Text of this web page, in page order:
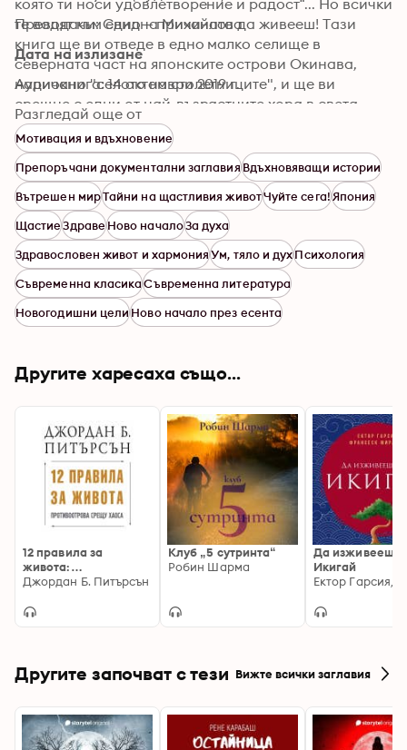
която ти носи удовлетворение и радост“... Но всички
те водят към едно – причината да живееш! Тази
книга ще ви отведе в едно малко селище в
северната част на японските острови Окинава,
наричано "селото на столетниците", и ще ви
срещне с едни от най-възрастните хора в света.
При това най-щастливите! Тази книга ще разбули
тайните на прочутото японско дълголетие, което за
нас, хората от Запада, понякога изглежда
неразбираемо и недостижимо. И ще ви покаже, че
всеки човек може да се радва на дълъг, пълен с
оптимизъм и щастие живот. А защо не и вие?
Преводачи: Свидна Михайлова
Дата на излизане
Аудиокнига: 14 октомври 2019 г.
Разгледай още от
Мотивация и вдъхновение
Препоръчани документални заглавияВдъхновяващи истории
Вътрешен мирТайни на щастливия животЧуйте сега!Япония
ЩастиеЗдравеНово началоЗа духа
Здравословен живот и хармонияУм, тяло и духПсихология
Съвременна класикаСъвременна литература
Новогодишни целиНово начало през есента
Другите харесаха също...
12 правила за
живота:
Противоотрова
Джордан Б. Питърсън
Клуб „5 сутринта“
Робин Шарма
Да изживееш
Икигай
Другите започват с тези Вижте всички заглавия